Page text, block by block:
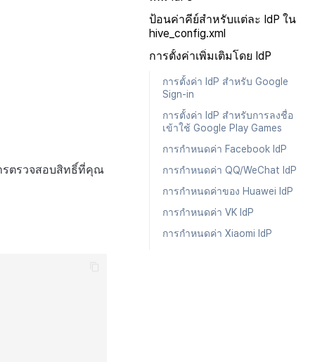
ป้อนค่าคีย์สำหรับแต่ละ IdP ใน
hive_config.xml
การตั้งค่าเพิ่มเติมโดย IdP
การตั้งค่า IdP สำหรับ Google
Sign-in
การตั้งค่า IdP สำหรับการลงชื่อ
เข้าใช้ Google Play Games
การกำหนดค่า Facebook IdP
การกำหนดค่า QQ/WeChat IdP
การกำหนดค่าของ Huawei IdP
การกำหนดค่า VK IdP
การกำหนดค่า Xiaomi IdP
รตรวจสอบสิทธิ์ที่คุณ